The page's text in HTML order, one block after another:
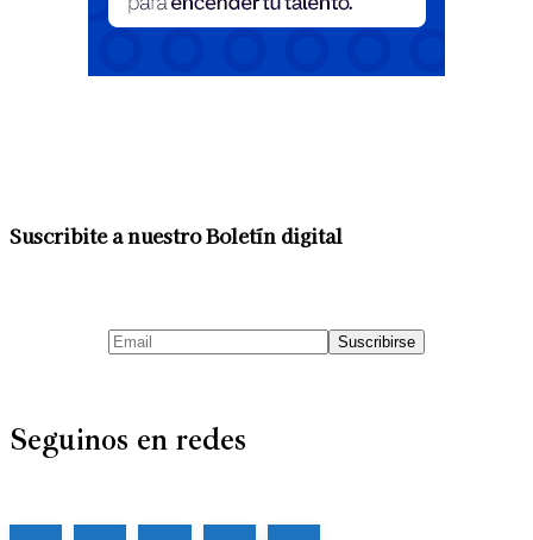
Suscribite a nuestro Boletín digital
Seguinos en redes